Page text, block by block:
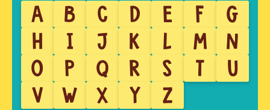
A B C D E F
G
H
I J K L M
N
O
P Q R S T
U
V
W X Y Z